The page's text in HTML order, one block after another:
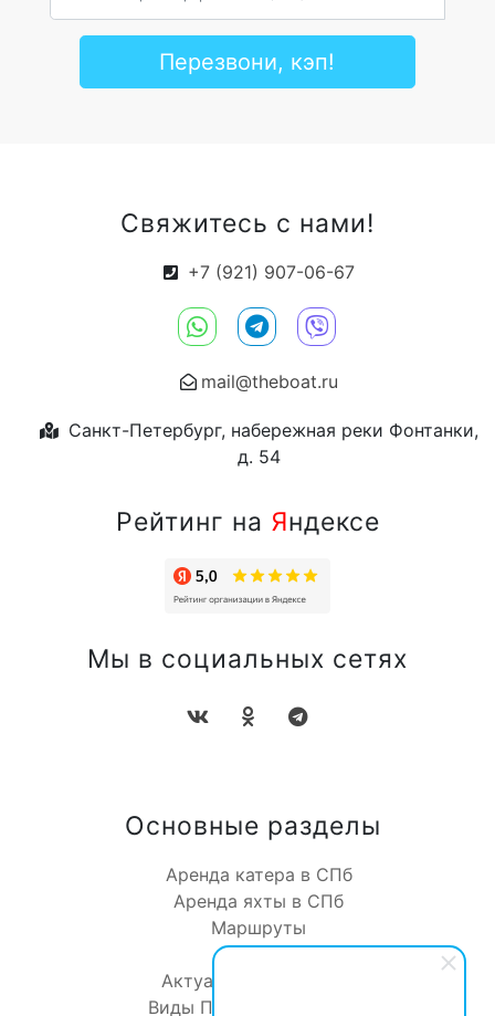
Перезвони, кэп!
Свяжитесь с нами!
+7 (921) 907-06-67
mail@theboat.ru
Санкт-Петербург, набережная реки Фонтанки,
д. 54
Рейтинг на Яндексе
Мы в социальных сетях
Основные разделы
Аренда катера в СПб
Аренда яхты в СПб
Маршруты
Отзывы
Актуальное о катерах
Виды Петербурга с воды